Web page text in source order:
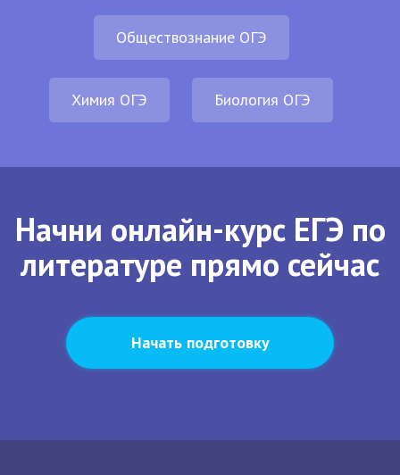
Обществознание ОГЭ
Химия ОГЭ Биология ОГЭ
Начни онлайн-курс ЕГЭ по
литературе прямо сейчас
Начать подготовку